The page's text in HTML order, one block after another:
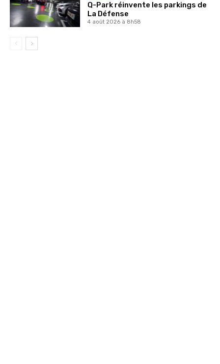
Q-Park réinvente les parkings de
La Défense
4 août 2026 à 8h58